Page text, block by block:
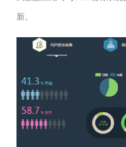
新。